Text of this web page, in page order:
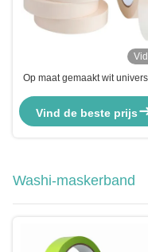
Op maat gemaakt wit
papier tape
Vind de beste prijs
Washi-maskerband